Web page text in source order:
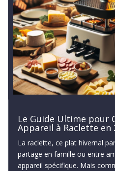
Le Guide Ultime pour
Appareil à Raclette en
La raclette, ce plat hivernal
partage en famille ou entre
appareil spécifique. Mais